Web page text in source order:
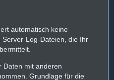
automatisch keine
Log-Dateien, die Ihr
Daten mit anderen
Grundlage für die